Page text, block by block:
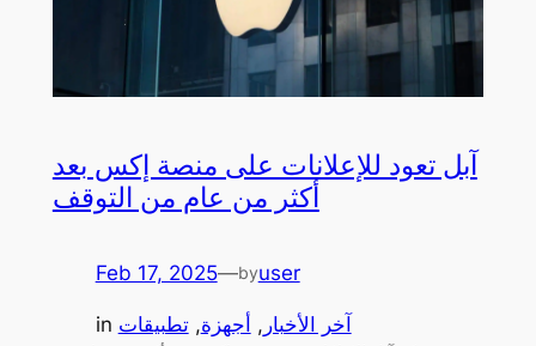
آبل تعود للإعلانات على منصة إكس بعد
أكثر من عام من التوقف
Feb 17, 2025—byuser
in آخر الأخبار , أجهزة, تطبيقات